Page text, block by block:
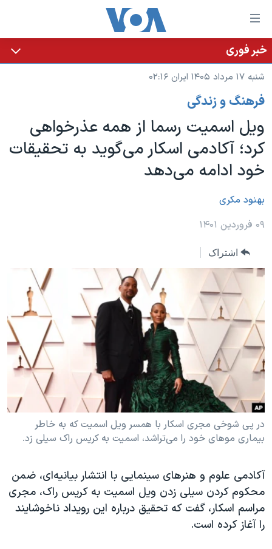
لینکهای
قابل
دسترسی
جهش
محتوای
اصلی
جهش
صفحه
جهش
به
خانه
نسخه سبک وب‌سایت
موضوع ها
ایران
آمریکا
جهان
ورزشی
فرهنگ و زندگی
حقوق شهروندی
اقتصادی
علم و فناوری
اسرائیل در جنگ
گالری عکس
آرشیو پخش زنده
برنامه های تلویزیونی
جدول برنامه ها
صفحه‌های ویژه
جام جهانی ۲۰۲۶
بایگانی برنامه‌های تلویزیونی
انتخابات ریاست جمهوری آمریکا ۲۰۲۴
حمله جمهوری اسلامی به اسرائیل
رمز مهسا
ورزش زنان در ایران
اعتراضات زن، زندگی، آزادی
مجموعه مستندهای دادخواهی
تریبونال مردمی آبان ۹۸
چهل سال گروگان‌گیری
قانون شفافیت دارائی کادر رهبری ایران
اعتراضات مردمی آبان ۹۸
فرکانس‌های صدای آمریکا
پخش رادیویی
یادگیری زبان انگلیسی
زبانهای مختلف
خبر فوری
شنبه ۱۷ مرداد ۱۴۰۵ ایران ۰۲:۱۶
فرهنگ و زندگی
ویل اسمیت رسما از همه عذرخواهی
کرد؛ آکادمی اسکار می‌گوید به تحقیقات
خود ادامه می‌دهد
بهنود مکری
۰۹ فروردین ۱۴۰۱
اشتراک
در پی شوخی مجری اسکار با همسر ویل اسمیت که به خاطر
بیماری موهای خود را می‌تراشد، اسمیت به کریس راک سیلی زد.
آکادمی علوم و هنرهای سینمایی با انتشار بیانیه‌ای، ضمن
محکوم کردن سیلی زدن ویل اسمیت به کریس راک، مجری
مراسم اسکار، گفت که تحقیق درباره این رویداد ناخوشایند
را آغاز کرده است.